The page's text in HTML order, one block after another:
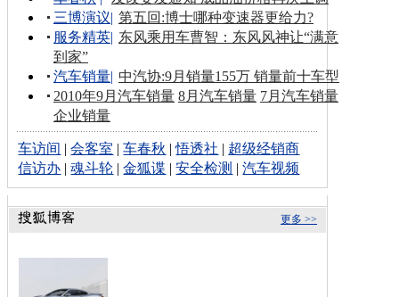
三博演议| 第五回:博士哪种变速器更给力?
服务精英| 东风乘用车曹智：东风风神让“满意
到家”
汽车销量| 中汽协:9月销量155万 销量前十车型
2010年9月汽车销量 8月汽车销量 7月汽车销量
企业销量
车访间 |会客室 |车春秋 |悟透社 | 超级经销商
信访办 |魂斗轮 |金狐谍 |安全检测 |汽车视频
更多 >>